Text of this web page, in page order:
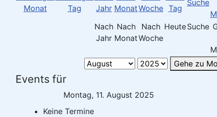
Nach
Jahr
Nach
Monat
Nach
Woche
HeuteSuche
Gehe zu
Events für
Montag, 11. August 2025
Keine Termine